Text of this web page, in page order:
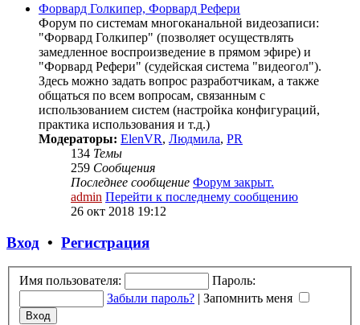
Форвард Голкипер, Форвард Рефери
Форум по системам многоканальной видеозаписи:
"Форвард Голкипер" (позволяет осуществлять
замедленное воспроизведение в прямом эфире) и
"Форвард Рефери" (судейская система "видеогол").
Здесь можно задать вопрос разработчикам, а также
общаться по всем вопросам, связанным с
использованием систем (настройка конфигураций,
практика использования и т.д.)
Модераторы: ElenVR, Людмила, PR
134 Темы
259 Сообщения
Последнее сообщение Форум закрыт.
admin Перейти к последнему сообщению
26 окт 2018 19:12
Вход • Регистрация
Имя пользователя:
Пароль:
Забыли пароль? | Запомнить меня